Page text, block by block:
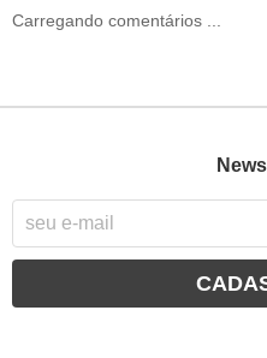
Carregando comentários ...